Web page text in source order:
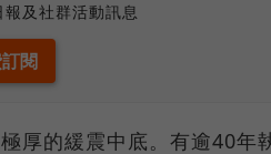
及社群活動訊息
厚的緩震中底。有逾40年